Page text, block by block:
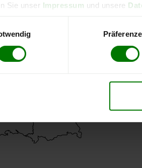
Sie unser Impressum und unsere